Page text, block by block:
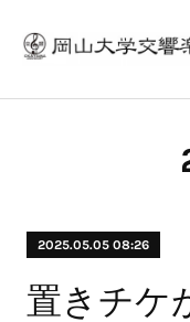
2025.05.05 08:26
置きチケ